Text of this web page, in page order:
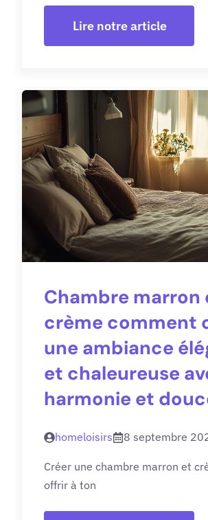
Lire notre article
Chambre marron
crème comment
une ambiance
et chaleureuse
harmonie et
homeloisirs 8 septembre
Créer une chambre marron et
offrir à ton